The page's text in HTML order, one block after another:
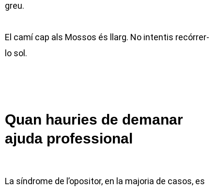
greu.
El camí cap als Mossos és llarg. No intentis recórrer-
lo sol.
Quan hauries de demanar
ajuda professional
La síndrome de l’opositor, en la majoria de casos, es